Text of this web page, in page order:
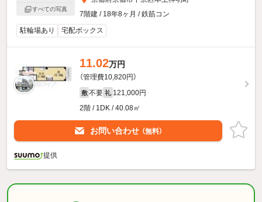
すべての写真
7階建 / 18年8ヶ月 / 鉄筋コン
駐輪場あり
宅配ボックス
11.02万円
（管理費10,820円）
敷 不要 礼 121,000円
2階 / 1DK / 40.08㎡
お問い合わせ （無料）
提供